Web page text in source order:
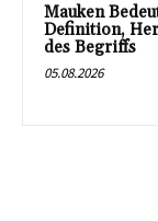
Mauken
Definition,
des Begriffs
05.08.2026